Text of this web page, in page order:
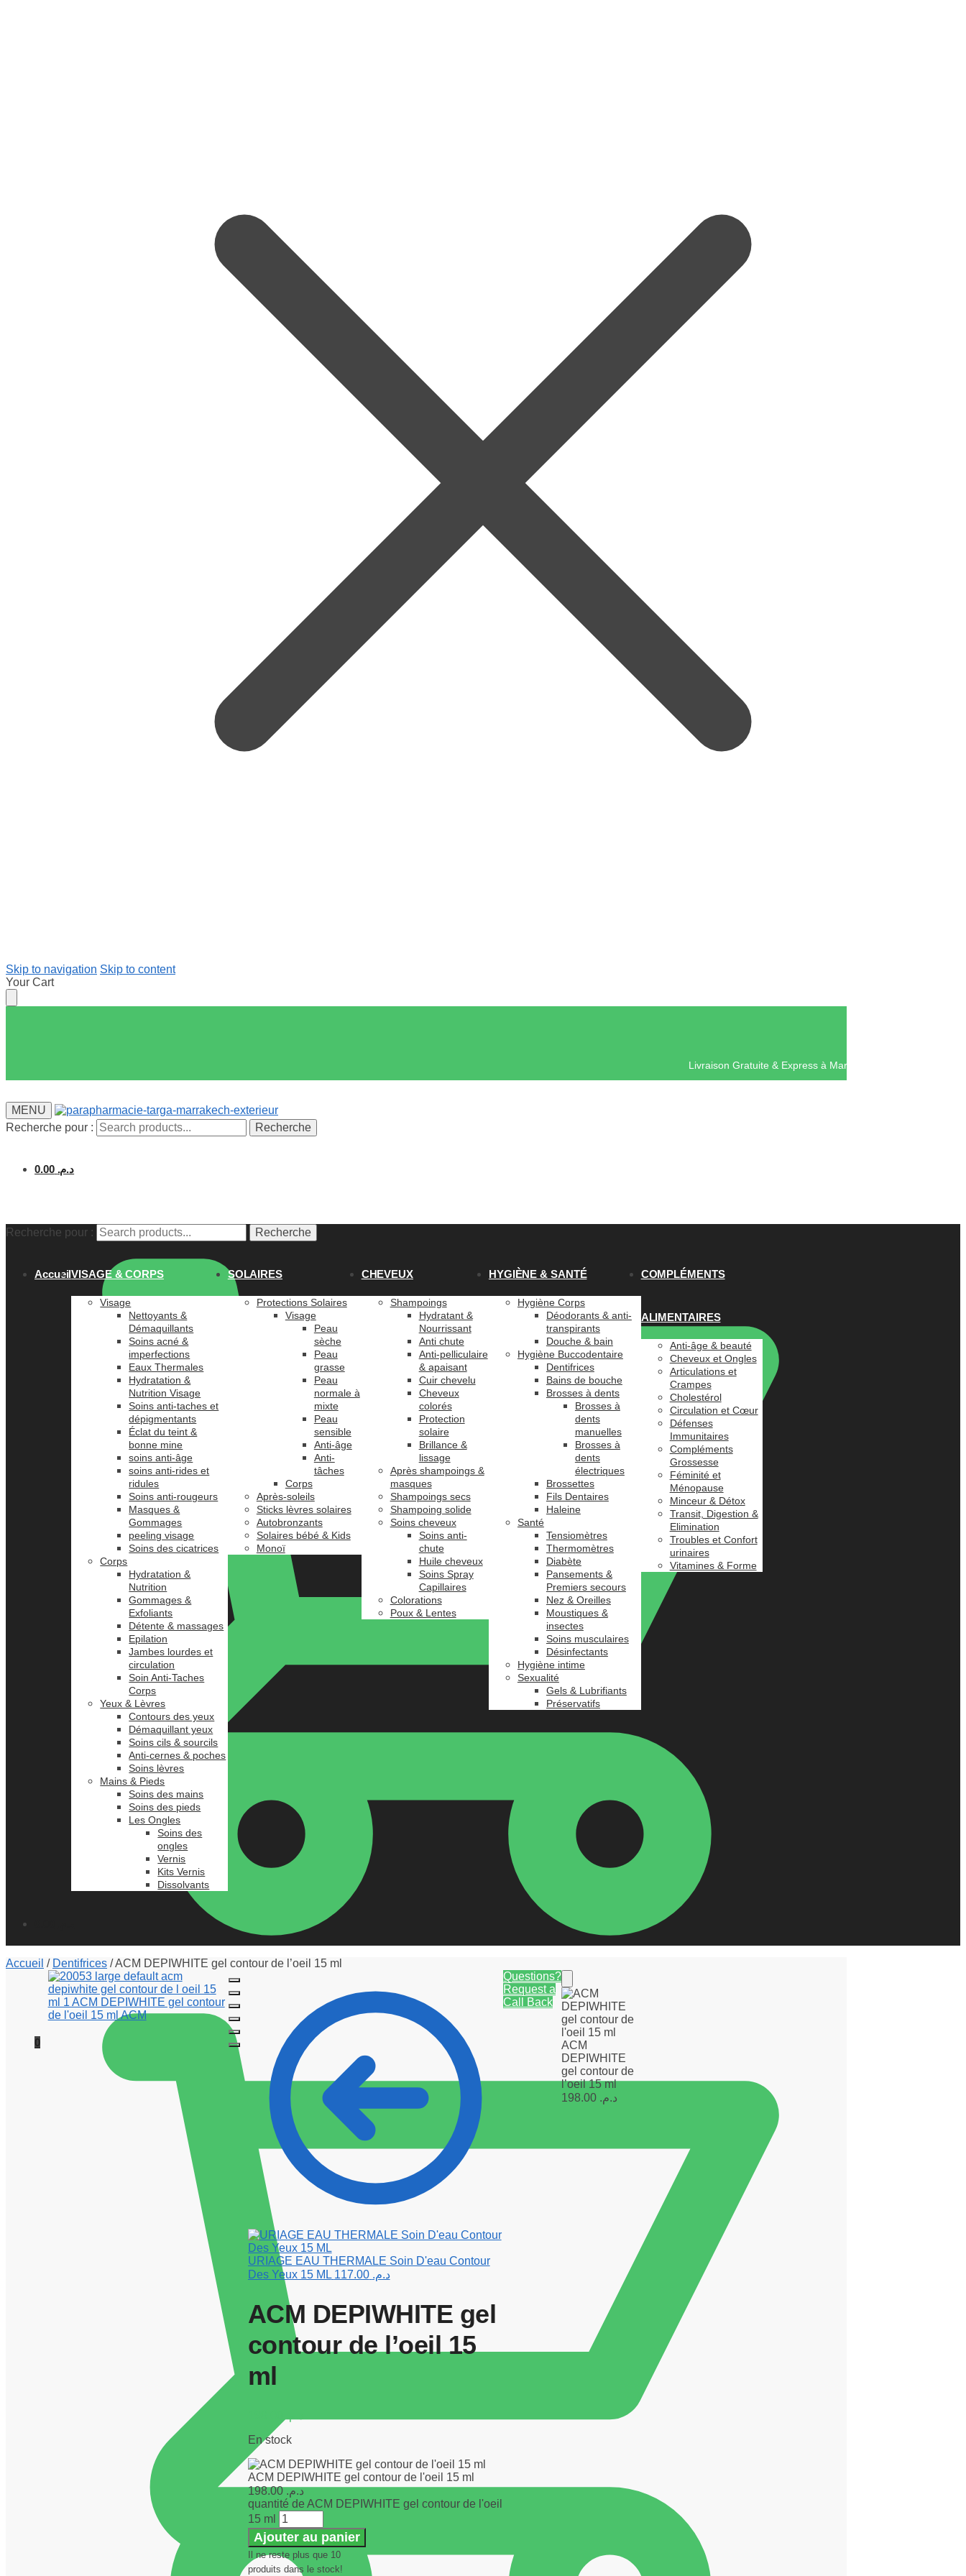
Skip to navigation Skip to content
Your Cart
Livraison Gratuite & Express à
MENU
Recherche pour :
Recherche
د.م. 0.00
0
Recherche pour : Recherche
AccueilVISAGE & CORPS
Visage
Nettoyants &
Démaquillants
Soins acné &
imperfections
Eaux Thermales
Hydratation &
Nutrition Visage
Soins anti-taches et
dépigmentants
Éclat du teint &
bonne mine
soins anti-âge
soins anti-rides et
ridules
Soins anti-rougeurs
Masques &
Gommages
peeling visage
Soins des cicatrices
Corps
Hydratation &
Nutrition
Gommages &
Exfoliants
Détente & massages
Epilation
Jambes lourdes et
circulation
Soin Anti-Taches
Corps
Yeux & Lèvres
Contours des yeux
Démaquillant yeux
Soins cils & sourcils
Anti-cernes & poches
Soins lèvres
Mains & Pieds
Soins des mains
Soins des pieds
Les Ongles
Soins des
ongles
Vernis
Kits Vernis
Dissolvants
SOLAIRES
Protections Solaires
Visage
Peau
sèche
Peau
grasse
Peau
normale à
mixte
Peau
sensible
Anti-âge
Anti-
tâches
Corps
Après-soleils
Sticks lèvres solaires
Autobronzants
Solaires bébé & Kids
Monoï
CHEVEUX
Shampoings
Hydratant &
Nourrissant
Anti chute
Anti-pelliculaire
& apaisant
Cuir chevelu
Cheveux
colorés
Protection
solaire
Brillance &
lissage
Après shampoings &
masques
Shampoings secs
Shampoing solide
Soins cheveux
Soins anti-
chute
Huile cheveux
Soins Spray
Capillaires
Colorations
Poux & Lentes
HYGIÈNE & SANTÉ
Hygiène Corps
Déodorants & anti-
transpirants
Douche & bain
Hygiène Buccodentaire
Dentifrices
Bains de bouche
Brosses à dents
Brosses à
dents
manuelles
Brosses à
dents
électriques
Brossettes
Fils Dentaires
Haleine
Santé
Tensiomètres
Thermomètres
Diabète
Pansements &
Premiers secours
Nez & Oreilles
Moustiques &
insectes
Soins musculaires
Désinfectants
Hygiène intime
Sexualité
Gels & Lubrifiants
Préservatifs
COMPLÉMENTS
ALIMENTAIRES
Anti-âge & beauté
Cheveux et Ongles
Articulations et
Crampes
Cholestérol
Circulation et Cœur
Défenses
Immunitaires
Compléments
Grossesse
Féminité et
Ménopause
Minceur & Détox
Transit, Digestion &
Elimination
Troubles et Confort
urinaires
Vitamines & Forme
Accueil / Dentifrices /ACM DEPIWHITE gel contour de l’oeil 15 ml
URIAGE EAU THERMALE Soin D'eau Contour
Des Yeux 15 ML
د.م. 117.00
ACM DEPIWHITE gel
contour de l’oeil 15
ml
En stock
ACM DEPIWHITE gel contour de l'oeil 15 ml
د.م.198.00
quantité de ACM DEPIWHITE gel contour de l'oeil
15 ml
Ajouter au panier
Il ne reste plus que 10
produits dans le stock!
Questions?
Request a
Call Back
ACM
DEPIWHITE
gel contour de
l’oeil 15 ml
د.م.